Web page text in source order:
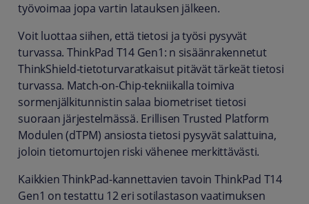
työvoimaa jopa vartin latauksen jälkeen.
Voit luottaa siihen, että tietosi ja työsi pysyvät
turvassa. ThinkPad T14 Gen1: n sisäänrakennetut
ThinkShield-tietoturvaratkaisut pitävät tärkeät tietosi
turvassa. Match-on-Chip-tekniikalla toimiva
sormenjälkitunnistin salaa biometriset tietosi
suoraan järjestelmässä. Erillisen Trusted Platform
Modulen (dTPM) ansiosta tietosi pysyvät salattuina,
joloin tietomurtojen riski vähenee merkittävästi.
Kaikkien ThinkPad-kannettavien tavoin ThinkPad T14
Gen1 on testattu 12 eri sotilastason vaatimuksen